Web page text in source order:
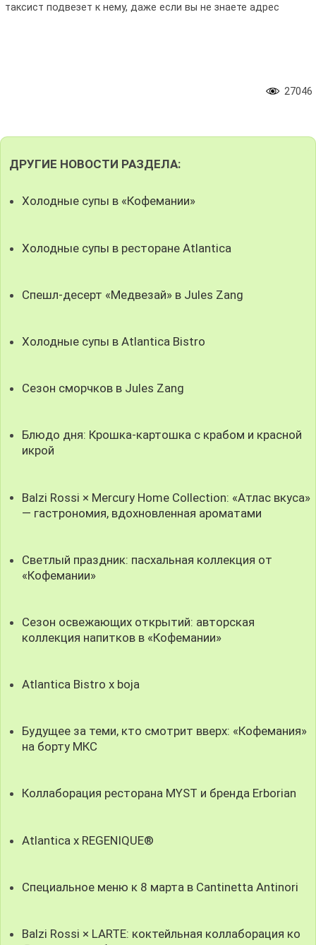
таксист подвезет к нему, даже если вы не знаете адрес
27046
ДРУГИЕ НОВОСТИ РАЗДЕЛА:
Холодные супы в «Кофемании»
Холодные супы в ресторане Atlantica
Спешл-десерт «Медвезай» в Jules Zang
Холодные супы в Atlantica Bistro
Сезон сморчков в Jules Zang
Блюдо дня: Крошка-картошка с крабом и красной
икрой
Balzi Rossi × Mercury Home Collection: «Атлас вкуса»
— гастрономия, вдохновленная ароматами
Светлый праздник: пасхальная коллекция от
«Кофемании»
Сезон освежающих открытий: авторская
коллекция напитков в «Кофемании»
Atlantica Bistro x boja
Будущее за теми, кто смотрит вверх: «Кофемания»
на борту МКС
Коллаборация ресторана MYST и бренда Erborian
Atlantica x REGENIQUE®
Специальное меню к 8 марта в Cantinetta Antinori
Balzi Rossi × LARTE: коктейльная коллаборация ко